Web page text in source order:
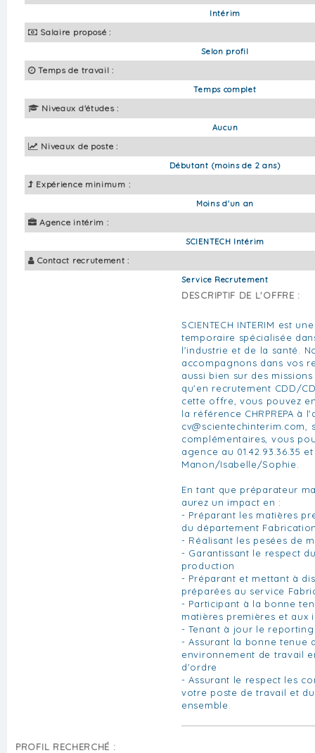
Intérim
Salaire proposé :
Selon profil
Temps de travail :
Temps complet
Niveaux d'études :
Aucun
Niveaux de poste :
Débutant (moins de 2 ans)
Expérience minimum :
Moins d'un an
Agence intérim :
SCIENTECH Intérim
Contact recrutement :
Service Recrutement
DESCRIPTIF DE L'OFFRE :
SCIENTECH INTERIM est
temporaire spécialisée
l'industrie et de la santé.
accompagnons dans vos
aussi bien sur des
qu'en recrutement CDD/
cette offre, vous pouvez
la référence CHRPREPA à
cv@scientechinterim.com
complémentaires, vous
agence au 01.42.93.36.35
Manon/Isabelle/Sophie.
En tant que préparateur
aurez un impact en :
- Préparant les matières
du département
- Réalisant les pesées de
- Garantissant le respect
production
- Préparant et mettant à
préparées au service
- Participant à la bonne
matières premières et aux
- Tenant à jour le
- Assurant la bonne tenue
environnement de travail
d'ordre
- Assurant le respect les
votre poste de travail et
ensemble.
PROFIL RECHERCHÉ :